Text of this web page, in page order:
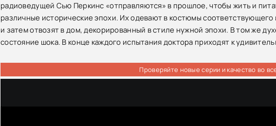
радиоведущей Сью Перкинс «отправляются» в прошлое, чтобы жить и
различные исторические эпохи. Их одевают в костюмы
и затем отвозят в дом, декорированный в стиле нужной эпохи. В том же
состояние шока. В конце каждого испытания доктора приходят к
Проверяйте новые серии и качество во